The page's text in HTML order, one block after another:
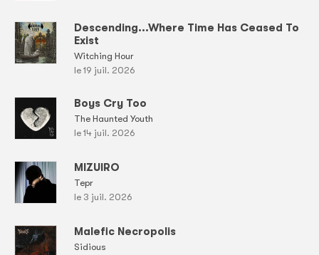
Descending...Where Time Has Ceased To
Exist
Witching Hour
le 19 juil. 2026
Boys Cry Too
The Haunted Youth
le 14 juil. 2026
MIZUIRO
Tepr
le 3 juil. 2026
Malefic Necropolis
Sidious